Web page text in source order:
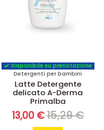
Disponibile su prenotazione
Detergenti per bambini
Latte Detergente
delicato A-Derma
Primalba
13,00 €15,29 €